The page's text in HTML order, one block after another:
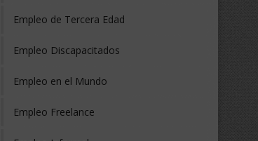
Empleo de Tercera Edad
Empleo Discapacitados
Empleo en el Mundo
Empleo Freelance